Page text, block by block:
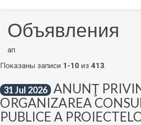
Объявления
ап
Показаны записи 1-10 из 413
31 Jul 2026 ANUNŢ
ORGANIZAREA
PUBLICE A